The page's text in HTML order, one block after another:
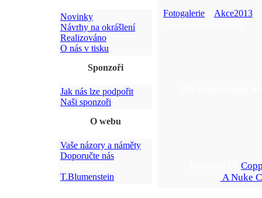
Novinky
Návrhy na okrášlení
Realizováno
O nás v tisku
Sponzoři
Jak nás lze podpořit
Naši sponzoři
O webu
Vaše názory a náměty
Doporučte nás
T.Blumenstein
Fotogalerie
Akce2013
A Nuke